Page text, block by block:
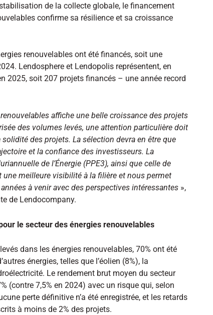
de la collecte globale, le financement
confirme sa résilience et sa croissance
renouvelables ont été financés, soit une
Lendosphere et Lendopolis représentent, en
2025, soit 207 projets financés – une année record
affiche une belle croissance des projets
des volumes levés, une attention particulière doit
des projets. La sélection devra en être que
et la confiance des investisseurs. La
de l’Énergie (PPE3), ainsi que celle de
une meilleure visibilité à la filière et nous permet
à venir avec des perspectives intéressantes »,
de Lendocompany.
le secteur des énergies renouvelables
dans les énergies renouvelables, 70% ont été
énergies, telles que l’éolien (8%), la
Le rendement brut moyen du secteur
(contre 7,5% en 2024) avec un risque qui, selon
perte définitive n’a été enregistrée, et les retards
à moins de 2% des projets.